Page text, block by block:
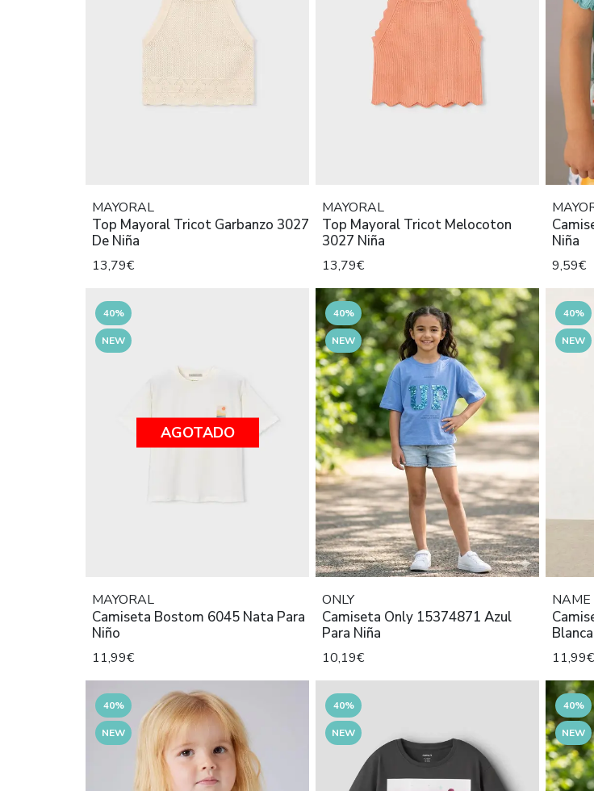
MAYORAL
Top Mayoral Tricot Garbanzo 3027
De Niña
13,79€
MAYORAL
Top Mayoral Tricot Melocoton
3027 Niña
13,79€
Niña
9,59€
40%
NEW
AGOTADO
MAYORAL
Camiseta Bostom 6045 Nata Para
Niño
11,99€
40%
NEW
ONLY
Camiseta Only 15374871 Azul
Para Niña
10,19€
40%
NEW
NAME
11,99€
40%
NEW
40%
NEW
40%
NEW